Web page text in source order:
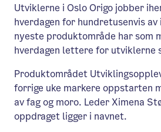
Utviklerne i Oslo Origo jobber
hverdagen for hundretusenvis
nyeste produktområde har som
hverdagen lettere for utviklerne
Produktområdet
forrige uke markere oppstarten
av fag og moro. Leder Ximena
oppdraget ligger i navnet.